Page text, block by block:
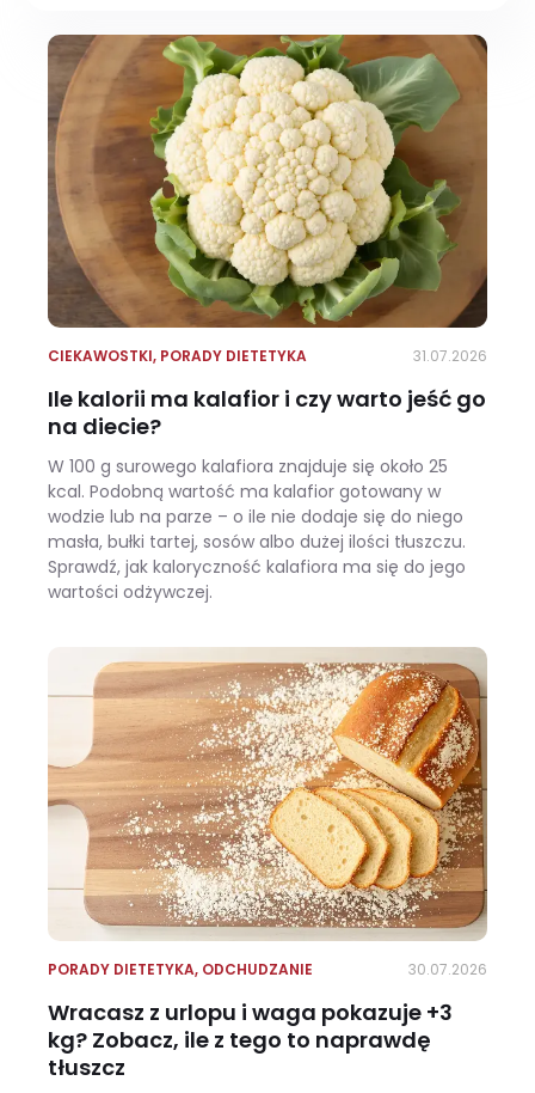
CIEKAWOSTKI, PORADY DIETETYKA 31.07.2026
Ile kalorii ma kalafior i czy warto jeść go
na diecie?
W 100 g surowego kalafiora znajduje się około 25
kcal. Podobną wartość ma kalafior gotowany w
wodzie lub na parze – o ile nie dodaje się do niego
masła, bułki tartej, sosów albo dużej ilości tłuszczu.
Sprawdź, jak kaloryczność kalafiora ma się do jego
wartości odżywczej.
PORADY DIETETYKA, ODCHUDZANIE 30.07.2026
Wracasz z urlopu i waga pokazuje +3
kg? Zobacz, ile z tego to naprawdę
tłuszcz